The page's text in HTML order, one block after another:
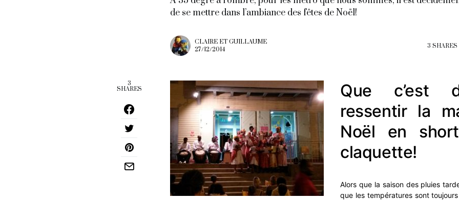
de se mettre dans l’ambiance des fêtes de Noël!
CLAIRE ET GUILLAUME
27/12/2014
3 SHARES
3
SHARES
Que c’est
ressentir la
Noël en
claquette!
Alors que la saison des pluies
que les températures sont